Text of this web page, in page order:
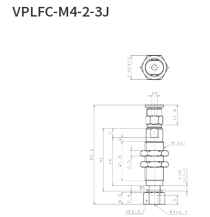
VPLFC-M4-2-3J